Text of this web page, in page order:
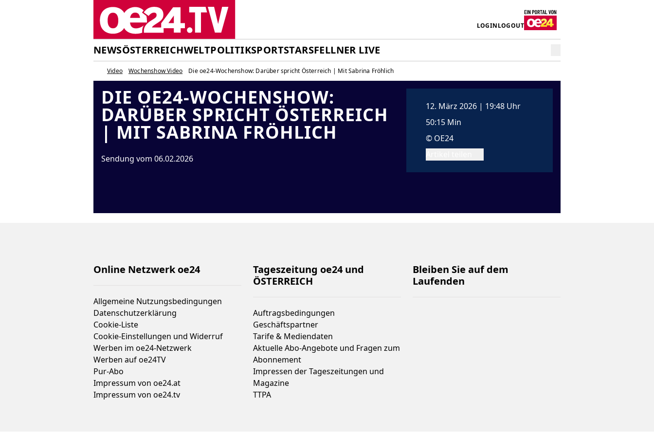
LOGINLOGOUT
NEWSÖSTERREICHWELTPOLITIKSPORTSTARSFELLNER LIVE
Video Wochenshow Video Die oe24-Wochenshow: Darüber spricht Österreich | Mit Sabrina Fröhlich
DIE OE24-WOCHENSHOW:
DARÜBER SPRICHT ÖSTERREICH
| MIT SABRINA FRÖHLICH
Sendung vom 06.02.2026
12. März 2026 | 19:48 Uhr
50:15 Min
© OE24
Online Netzwerk oe24
Allgemeine Nutzungsbedingungen
Datenschutzerklärung
Cookie-Liste
Cookie-Einstellungen und Widerruf
Werben im oe24-Netzwerk
Werben auf oe24TV
Pur-Abo
Impressum von oe24.at
Impressum von oe24.tv
Tageszeitung oe24 und
ÖSTERREICH
Auftragsbedingungen
Geschäftspartner
Tarife & Mediendaten
Aktuelle Abo-Angebote und Fragen zum
Abonnement
Impressen der Tageszeitungen und
Magazine
TTPA
Bleiben Sie auf dem
Laufenden